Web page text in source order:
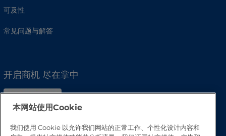
可及性
常见问题与解答
开启商机 尽在掌中
本网站使用Cookie
我们使用 Cookie 以允许我们网站的正常工作、个性化设计内容和